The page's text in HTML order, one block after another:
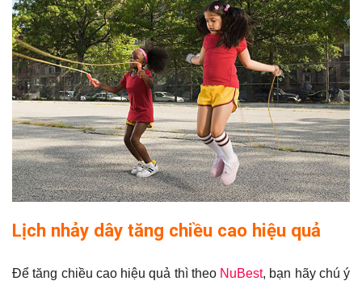
Lịch nhảy dây tăng chiều cao hiệu quả
Để tăng chiều cao hiệu quả thì theo NuBest, bạn hãy chú ý